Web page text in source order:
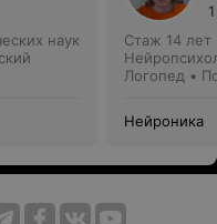
наук
Стаж 14 лет
Логопед •
Нейроника